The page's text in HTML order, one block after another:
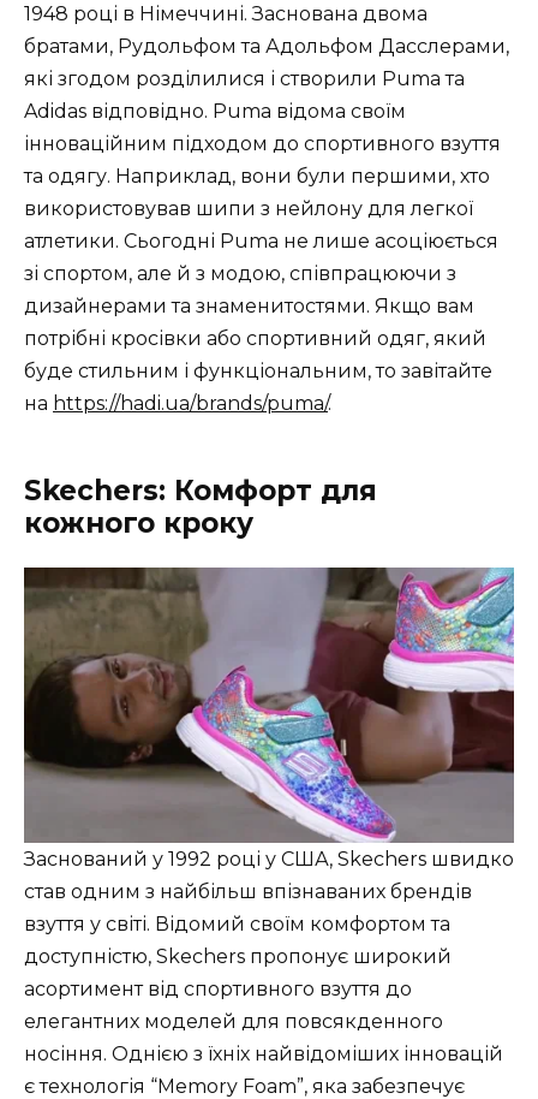
1948 році в Німеччині. Заснована двома
братами, Рудольфом та Адольфом Дасслерами,
які згодом розділилися і створили Puma та
Adidas відповідно. Puma відома своїм
інноваційним підходом до спортивного взуття
та одягу. Наприклад, вони були першими, хто
використовував шипи з нейлону для легкої
атлетики. Сьогодні Puma не лише асоціюється
зі спортом, але й з модою, співпрацюючи з
дизайнерами та знаменитостями. Якщо вам
потрібні кросівки або спортивний одяг, який
буде стильним і функціональним, то завітайте
на https://hadi.ua/brands/puma/.
Skechers: Комфорт для
кожного кроку
Заснований у 1992 році у США, Skechers швидко
став одним з найбільш впізнаваних брендів
взуття у світі. Відомий своїм комфортом та
доступністю, Skechers пропонує широкий
асортимент від спортивного взуття до
елегантних моделей для повсякденного
носіння. Однією з їхніх найвідоміших інновацій
є технологія “Memory Foam”, яка забезпечує